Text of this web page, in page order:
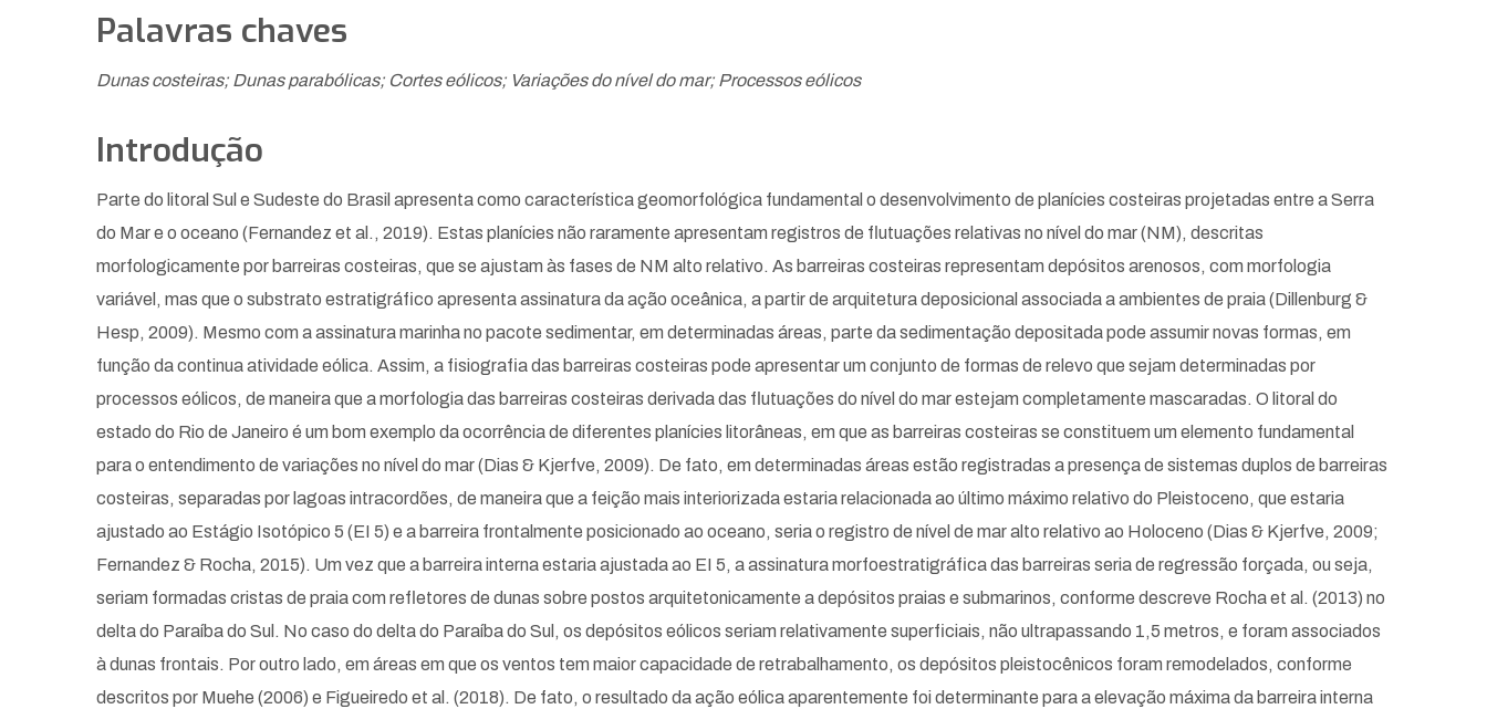
Palavras chaves
Dunas costeiras; Dunas parabólicas; Cortes eólicos; Variações do nível do mar; Processos eólicos
Introdução
Parte do litoral Sul e Sudeste do Brasil apresenta como característica geomorfológica fundamental o desenvolvimento de planícies costeiras projetadas entre a Serra
do Mar e o oceano (Fernandez et al., 2019). Estas planícies não raramente apresentam registros de flutuações relativas no nível do mar (NM), descritas
morfologicamente por barreiras costeiras, que se ajustam às fases de NM alto relativo. As barreiras costeiras representam depósitos arenosos, com morfologia
variável, mas que o substrato estratigráfico apresenta assinatura da ação oceânica, a partir de arquitetura deposicional associada a ambientes de praia (Dillenburg &
Hesp, 2009). Mesmo com a assinatura marinha no pacote sedimentar, em determinadas áreas, parte da sedimentação depositada pode assumir novas formas, em
função da continua atividade eólica. Assim, a fisiografia das barreiras costeiras pode apresentar um conjunto de formas de relevo que sejam determinadas por
processos eólicos, de maneira que a morfologia das barreiras costeiras derivada das flutuações do nível do mar estejam completamente mascaradas. O litoral do
estado do Rio de Janeiro é um bom exemplo da ocorrência de diferentes planícies litorâneas, em que as barreiras costeiras se constituem um elemento fundamental
para o entendimento de variações no nível do mar (Dias & Kjerfve, 2009). De fato, em determinadas áreas estão registradas a presença de sistemas duplos de barreiras
costeiras, separadas por lagoas intracordões, de maneira que a feição mais interiorizada estaria relacionada ao último máximo relativo do Pleistoceno, que estaria
ajustado ao Estágio Isotópico 5 (EI 5) e a barreira frontalmente posicionado ao oceano, seria o registro de nível de mar alto relativo ao Holoceno (Dias & Kjerfve, 2009;
Fernandez & Rocha, 2015). Um vez que a barreira interna estaria ajustada ao EI 5, a assinatura morfoestratigráfica das barreiras seria de regressão forçada, ou seja,
seriam formadas cristas de praia com refletores de dunas sobre postos arquitetonicamente a depósitos praias e submarinos, conforme descreve Rocha et al. (2013) no
delta do Paraíba do Sul. No caso do delta do Paraíba do Sul, os depósitos eólicos seriam relativamente superficiais, não ultrapassando 1,5 metros, e foram associados
à dunas frontais. Por outro lado, em áreas em que os ventos tem maior capacidade de retrabalhamento, os depósitos pleistocênicos foram remodelados, conforme
descritos por Muehe (2006) e Figueiredo et al. (2018). De fato, o resultado da ação eólica aparentemente foi determinante para a elevação máxima da barreira interna